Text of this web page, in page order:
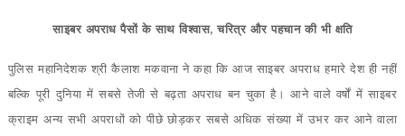
साइबर अपराध पैसों के साथ विश्वास, चरित्र और पहचान की भी क्षति
पुलिस महानिदेशक श्री कैलाश मकवाना ने कहा कि आज साइबर अपराध हमारे देश ही नहीं
बल्कि पूरी दुनिया में सबसे तेजी से बढ़ता अपराध बन चुका है। आने वाले वर्षों में साइबर
क्राइम अन्य सभी अपराधों को पीछे छोड़कर सबसे अधिक संख्या में उभर कर आने वाला